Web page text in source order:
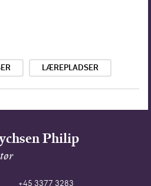
LÆREPLADSER
Philip
+45 3377 3283